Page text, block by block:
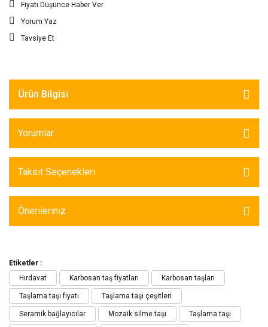
Fiyatı Düşünce Haber Ver
Yorum Yaz
Tavsiye Et
Ürün Bilgisi
Yorumlar
Taksit Seçenekleri
Önerileriniz
Etiketler :
Hırdavat
Karbosan taş fiyatları Karbosan taşları
Taşlama taşı fiyatı Taşlama taşı çeşitleri
Seramik bağlayıcılar Mozaik silme taşı Taşlama taşı